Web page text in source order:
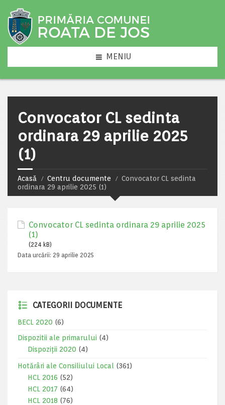
MENIU
Convocator CL sedinta
ordinara 29 aprilie 2025
(1)
Acasă Centru documente
Convocator CL sedinta
ordinara 29 aprilie 2025 (1)
Convocator CL sedinta ordinara 29 aprilie 2025
(1)
(224 kB)
Data urcării: 29 aprilie 2025
CATEGORII DOCUMENTE
BECL 2020 (6)
Dispozitii ale primarului (4)
Dispoziții 2020 (4)
Hotărâri ale Consiliului Local
(361)
HCL 2016 (52)
HCL 2017 (64)
HCL 2018 (76)